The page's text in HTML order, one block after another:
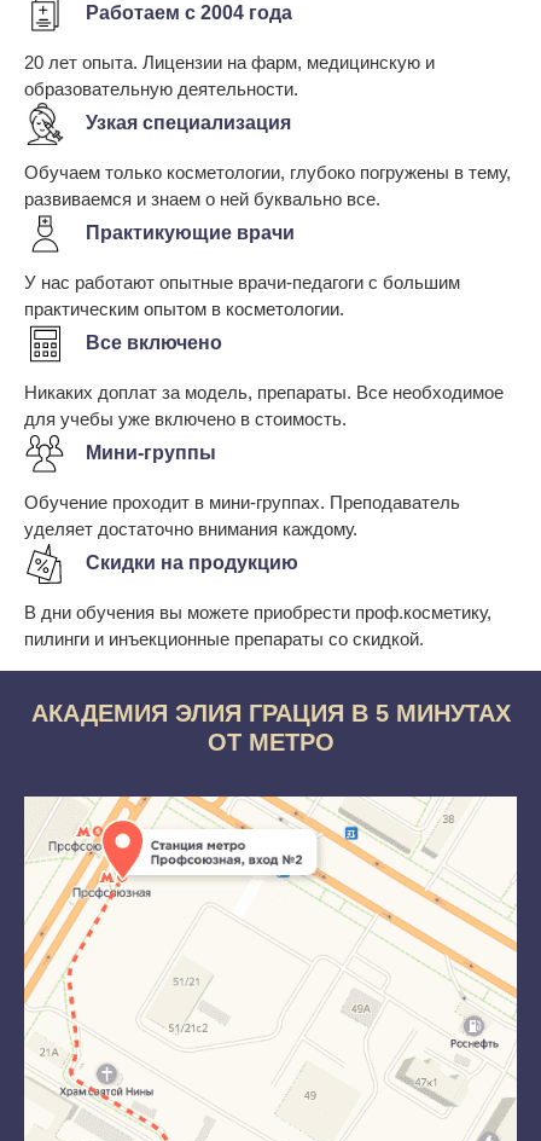
Работаем с 2004 года
20 лет опыта. Лицензии на фарм, медицинскую и
образовательную деятельности.
Узкая специализация
Обучаем только косметологии, глубоко погружены в тему,
развиваемся и знаем о ней буквально все.
Практикующие врачи
У нас работают опытные врачи-педагоги с большим
практическим опытом в косметологии.
Все включено
Никаких доплат за модель, препараты. Все необходимое
для учебы уже включено в стоимость.
Мини-группы
Обучение проходит в мини-группах. Преподаватель
уделяет достаточно внимания каждому.
Скидки на продукцию
В дни обучения вы можете приобрести проф.косметику,
пилинги и инъекционные препараты со скидкой.
АКАДЕМИЯ ЭЛИЯ ГРАЦИЯ В 5 МИНУТАХ
ОТ МЕТРО